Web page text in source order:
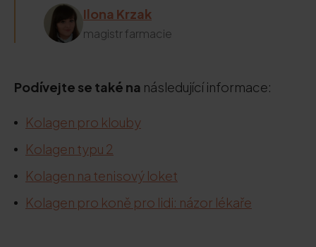
Ilona Krzak
magistr farmacie
Podívejte se také na následující informace:
Kolagen pro klouby
Kolagen typu 2
Kolagen na tenisový loket
Kolagen pro koně pro lidi: názor lékaře